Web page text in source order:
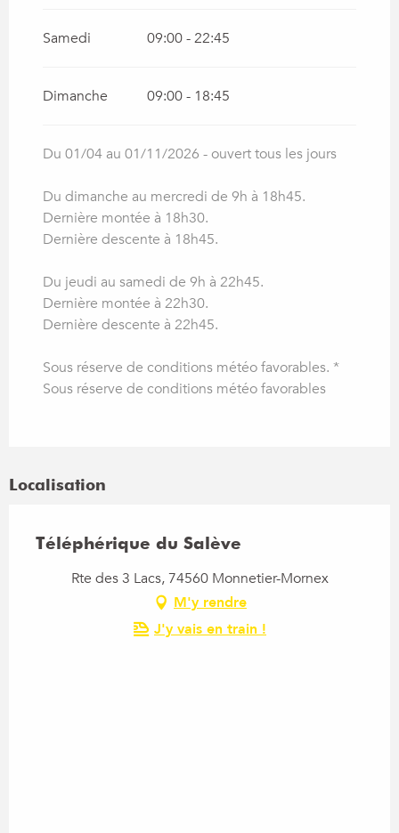
Samedi 09:00 - 22:45
Dimanche 09:00 - 18:45
Du 01/04 au 01/11/2026 - ouvert tous les jours
Du dimanche au mercredi de 9h à 18h45.
Dernière montée à 18h30.
Dernière descente à 18h45.
Du jeudi au samedi de 9h à 22h45.
Dernière montée à 22h30.
Dernière descente à 22h45.
Sous réserve de conditions météo favorables. *
Sous réserve de conditions météo favorables
Localisation
Téléphérique du Salève
Rte des 3 Lacs, 74560 Monnetier-Mornex
M'y rendre
J'y vais en train !